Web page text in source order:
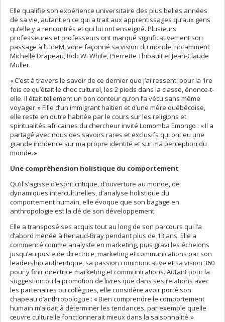
Elle qualifie son expérience universitaire des plus belles années
de sa vie, autant en ce qui a trait aux apprentissages qu’aux gens
qu’elle y a rencontrés et qui lui ont enseigné. Plusieurs
professeures et professeurs ont marqué significativement son
passage à l’UdeM, voire façonné sa vision du monde, notamment
Michelle Drapeau, Bob W. White, Pierrette Thibault et Jean-Claude
Muller.
« C’est à travers le savoir de ce dernier que j’ai ressenti pour la 1re
fois ce qu’était le choc culturel, les 2 pieds dans la classe, énonce-t-
elle. Il était tellement un bon conteur qu’on l’a vécu sans même
voyager. » Fille d’un immigrant haïtien et d’une mère québécoise,
elle reste en outre habitée par le cours sur les religions et
spiritualités africaines du chercheur invité Lomomba Emongo : « Il a
partagé avec nous des savoirs rares et exclusifs qui ont eu une
grande incidence sur ma propre identité et sur ma perception du
monde. »
Une compréhension holistique du comportement
Qu’il s’agisse d’esprit critique, d’ouverture au monde, de
dynamiques interculturelles, d’analyse holistique du
comportement humain, elle évoque que son bagage en
anthropologie est la clé de son développement.
Elle a transposé ses acquis tout au long de son parcours qui l’a
d’abord menée à Renaud-Bray pendant plus de 13 ans. Elle a
commencé comme analyste en marketing, puis gravi les échelons
jusqu’au poste de directrice, marketing et communications par son
leadership authentique, sa passion communicative et sa vision 360
pour y finir directrice marketing et communications. Autant pour la
suggestion ou la promotion de livres que dans ses relations avec
les partenaires ou collègues, elle considère avoir porté son
chapeau d’anthropologue : « Bien comprendre le comportement
humain m’aidait à déterminer les tendances, par exemple quelle
œuvre culturelle fonctionnerait mieux dans la saisonnalité. »